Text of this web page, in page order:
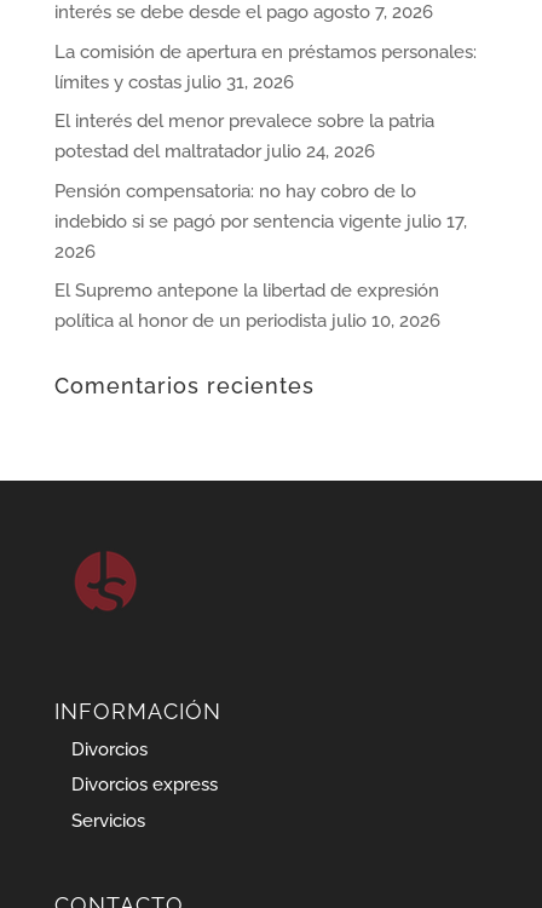
interés se debe desde el pago agosto 7, 2026
La comisión de apertura en préstamos personales:
límites y costas julio 31, 2026
El interés del menor prevalece sobre la patria
potestad del maltratador julio 24, 2026
Pensión compensatoria: no hay cobro de lo
indebido si se pagó por sentencia vigente julio 17,
2026
El Supremo antepone la libertad de expresión
política al honor de un periodista julio 10, 2026
Comentarios recientes
INFORMACIÓN
Divorcios
Divorcios express
Servicios